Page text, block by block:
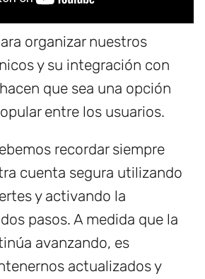
organizar nuestros
y su integración con
que sea una opción
entre los usuarios.
recordar siempre
cuenta segura utilizando
y activando la
pasos. A medida que la
avanzando, es
actualizados y